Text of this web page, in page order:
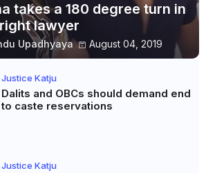
takes a 180 degree turn in
lawyer
Upadhyaya August 04, 2019
Justice Katju
Dalits and OBCs should demand end
to caste reservations
Justice Katju